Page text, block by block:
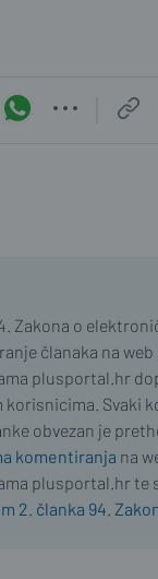
Zakona o
članaka na
plusportal.hr
Svaki
obvezan je
komentiranja na
plusportal.hr te
2. članka 94.